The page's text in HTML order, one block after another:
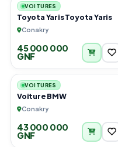
VOITURES
Toyota Yaris Toyota Yaris
Conakry
45 000 000
GNF
4
VOITURES
Voiture BMW
Conakry
43 000 000
GNF
4